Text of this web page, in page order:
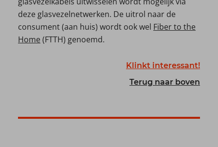
deze glasvezelnetwerken. De uitrol naar de
consument (aan huis) wordt ook wel Fiber to the
Home (FTTH) genoemd.
Klinkt interessant!
Terug naar boven